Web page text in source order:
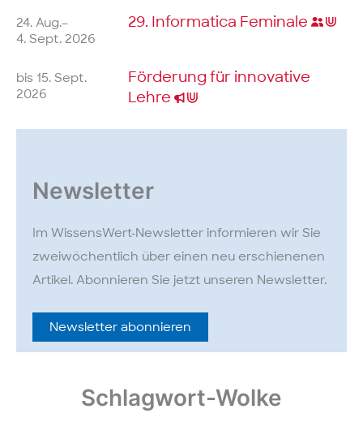
24. Aug.–
4. Sept. 2026
29. Informatica Feminale
bis 15. Sept.
2026
Förderung für innovative
Lehre
Newsletter
Im WissensWert-Newsletter informieren wir Sie
zweiwöchentlich über einen neu erschienenen
Artikel. Abonnieren Sie jetzt unseren Newsletter.
Newsletter abonnieren
Schlagwort-Wolke